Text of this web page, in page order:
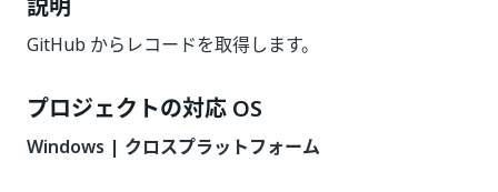
説明
GitHub からレコードを取得します。
プロジェクトの対応 OS
Windows | クロスプラットフォーム